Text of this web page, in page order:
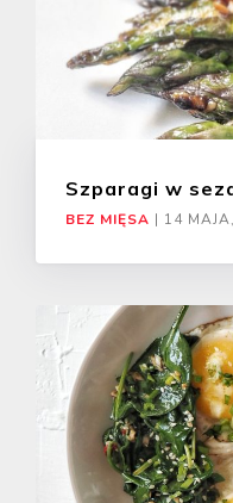
Szparagi w
BEZ MIĘSA | 14